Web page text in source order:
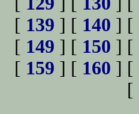
[ 139 ] [ 140 ] [
[ 149 ] [ 150 ] [
[ 159 ] [ 160 ] [
[